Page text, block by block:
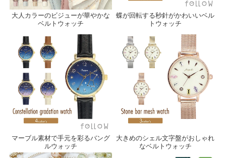
大人カラーのビジューが華やかな
ベルトウォッチ
蝶が回転する秒針がかわいいベル
トウォッチ
マーブル素材で手元を彩るバング
ルウォッチ
大きめのシェル文字盤がおしゃれ
なベルトウォッチ